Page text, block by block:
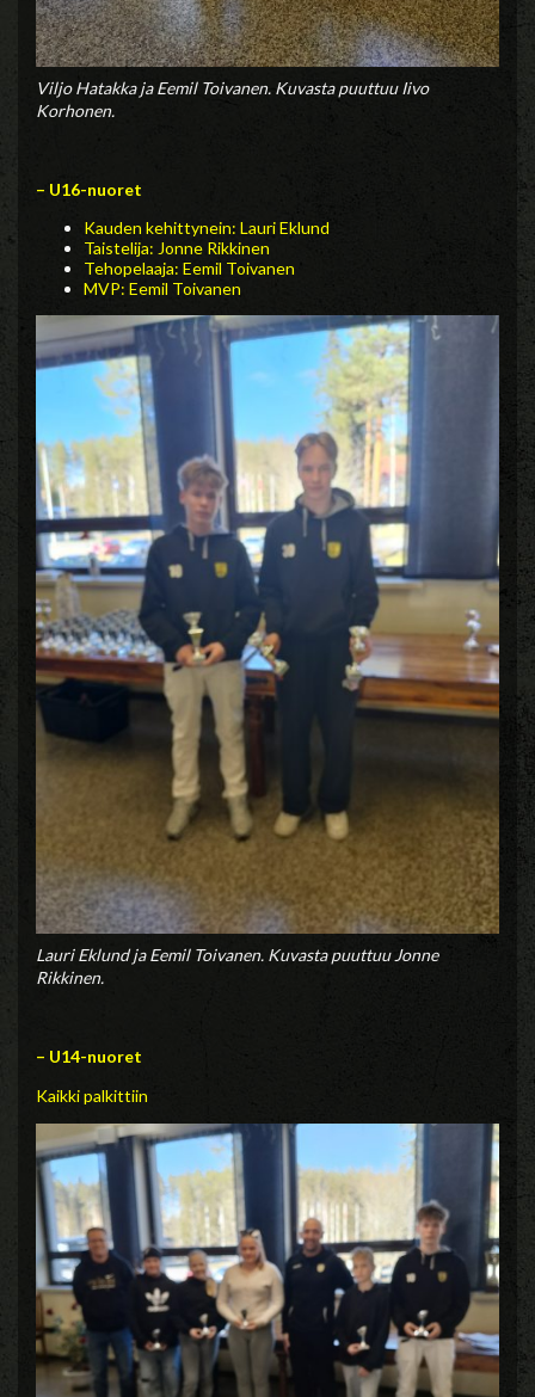
Viljo Hatakka ja Eemil Toivanen. Kuvasta puuttuu Iivo
Korhonen.
– U16-nuoret
Kauden kehittynein: Lauri Eklund
Taistelija: Jonne Rikkinen
Tehopelaaja: Eemil Toivanen
MVP: Eemil Toivanen
Lauri Eklund ja Eemil Toivanen. Kuvasta puuttuu Jonne
Rikkinen.
– U14-nuoret
Kaikki palkittiin